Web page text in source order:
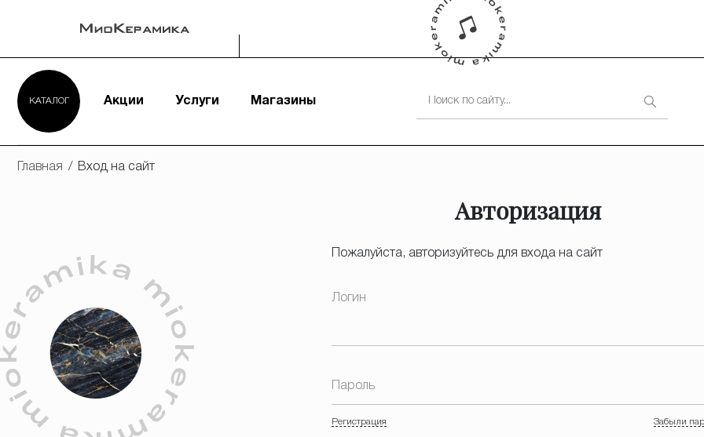
КАТАЛОГ Акции Услуги Магазины
Главная / Вход на сайт
Авторизация
Пожалуйста, авторизуйтесь для входа на сайт
Логин
Пароль
Регистрация Забыли